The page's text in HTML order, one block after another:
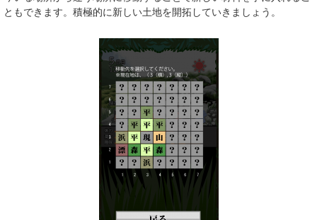
ともできます。積極的に新しい土地を開拓していきましょう。